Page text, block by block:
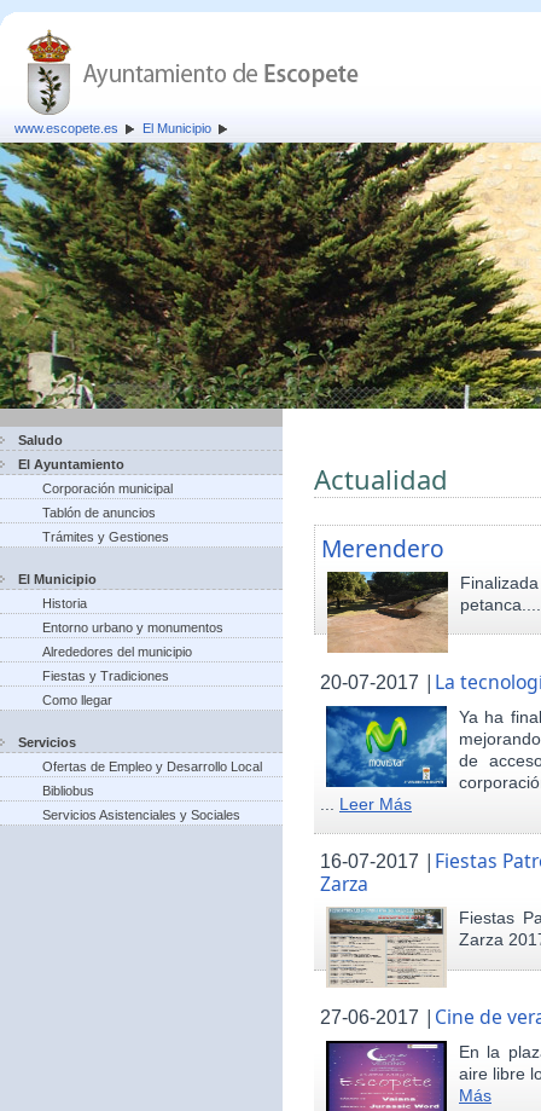
www.escopete.es El Municipio
Saludo
El Ayuntamiento
Corporación municipal
Tablón de anuncios
Trámites y Gestiones
El Municipio
Historia
Entorno urbano y monumentos
Alrededores del municipio
Fiestas y Tradiciones
Como llegar
Servicios
Ofertas de Empleo y Desarrollo Local
Bibliobus
Servicios Asistenciales y Sociales
Actualidad
Merendero
20-07-2017 | La
Ya ha
de
Leer Más
16-07-2017 | Fiestas
Zarza
Fiestas
Zarza
27-06-2017 | Cine de
En la
aire libre
Más